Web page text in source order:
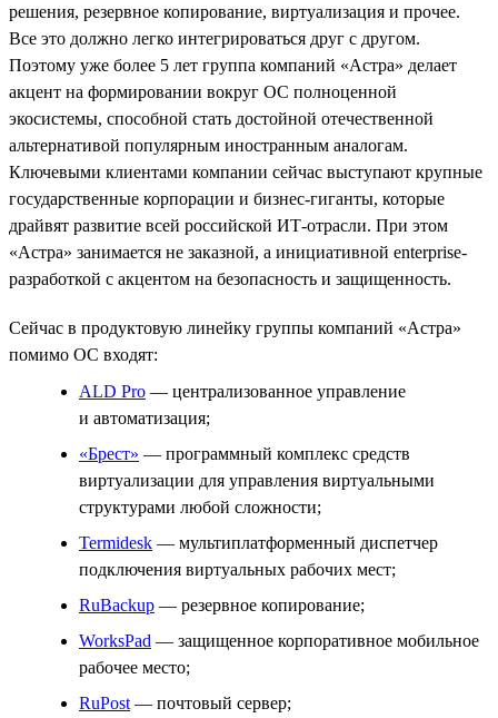
решения, резервное копирование, виртуализация и прочее.
Все это должно легко интегрироваться друг с другом.
Поэтому уже более 5 лет группа компаний «Астра» делает
акцент на формировании вокруг ОС полноценной
экосистемы, способной стать достойной отечественной
альтернативой популярным иностранным аналогам.
Ключевыми клиентами компании сейчас выступают крупные
государственные корпорации и бизнес-гиганты, которые
драйвят развитие всей российской ИТ-отрасли. При этом
«Астра» занимается не заказной, а инициативной enterprise-
разработкой с акцентом на безопасность и защищенность.
Сейчас в продуктовую линейку группы компаний «Астра»
помимо ОС входят:
ALD Pro — централизованное управление
и автоматизация;
«Брест» — программный комплекс средств
виртуализации для управления виртуальными
структурами любой сложности;
Termidesk — мультиплатформенный диспетчер
подключения виртуальных рабочих мест;
RuBackup — резервное копирование;
WorksPad — защищенное корпоративное мобильное
рабочее место;
RuPost — почтовый сервер;